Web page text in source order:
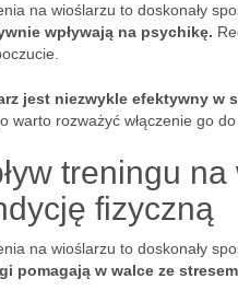
na wioślarzu to doskonały
wpływają na psychikę.
jest niezwykle efektywny w
warto rozważyć włączenie go
treningu
fizyczną
na wioślarzu to doskonały
pomagają w walce ze